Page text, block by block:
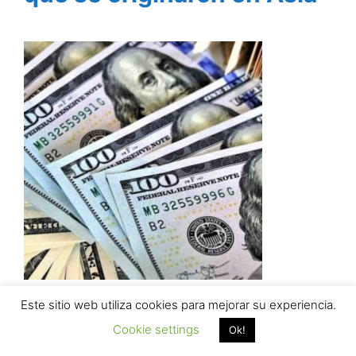
¿Qué es la Banca
Comercial? Comprensión
Este sitio web utiliza cookies para mejorar su experiencia.
Cookie settings
Ok!